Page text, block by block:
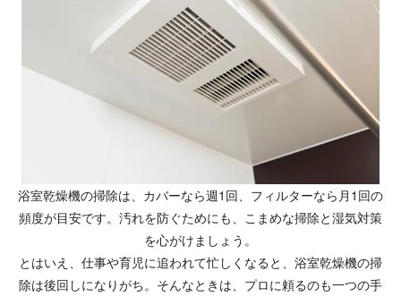
浴室乾燥機の掃除は、カバーなら週1回、フィルターなら月1回の
頻度が目安です。 汚れを防ぐためにも、こまめな掃除と湿気対策
を心がけましょう。
とはいえ、仕事や育児に追われて忙しくなると、浴室乾燥機の掃
除は後回しになりがち。そんなときは、プロに頼るのも一つの手